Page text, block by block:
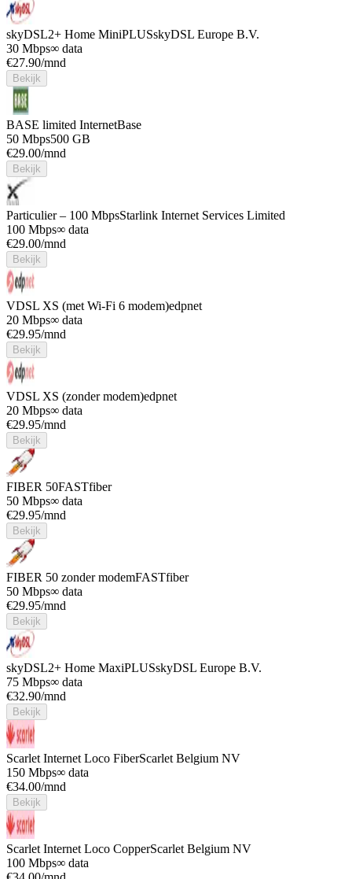
skyDSL2+ Home MiniPLUSskyDSL Europe B.V.
30 Mbps∞ data
€27.90/mnd
Bekijk
BASE limited InternetBase
50 Mbps500 GB
€29.00/mnd
Bekijk
Particulier – 100 MbpsStarlink Internet Services Limited
100 Mbps∞ data
€29.00/mnd
Bekijk
VDSL XS (met Wi-Fi 6 modem)edpnet
20 Mbps∞ data
€29.95/mnd
Bekijk
VDSL XS (zonder modem)edpnet
20 Mbps∞ data
€29.95/mnd
Bekijk
FIBER 50FASTfiber
50 Mbps∞ data
€29.95/mnd
Bekijk
FIBER 50 zonder modemFASTfiber
50 Mbps∞ data
€29.95/mnd
Bekijk
skyDSL2+ Home MaxiPLUSskyDSL Europe B.V.
75 Mbps∞ data
€32.90/mnd
Bekijk
Scarlet Internet Loco FiberScarlet Belgium NV
150 Mbps∞ data
€34.00/mnd
Bekijk
Scarlet Internet Loco CopperScarlet Belgium NV
100 Mbps∞ data